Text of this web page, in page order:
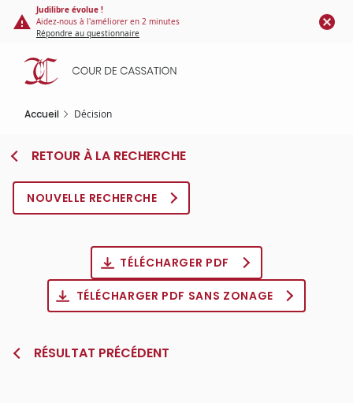
Panneau de gestion des cookies
contenu
principal
Judilibre évolue !
Aidez-nous à l'améliorer en 2 minutes
Répondre au questionnaire
Accueil Décision
RETOUR À LA RECHERCHE
NOUVELLE RECHERCHE
TÉLÉCHARGER PDF
TÉLÉCHARGER PDF SANS ZONAGE
RÉSULTAT PRÉCÉDENT